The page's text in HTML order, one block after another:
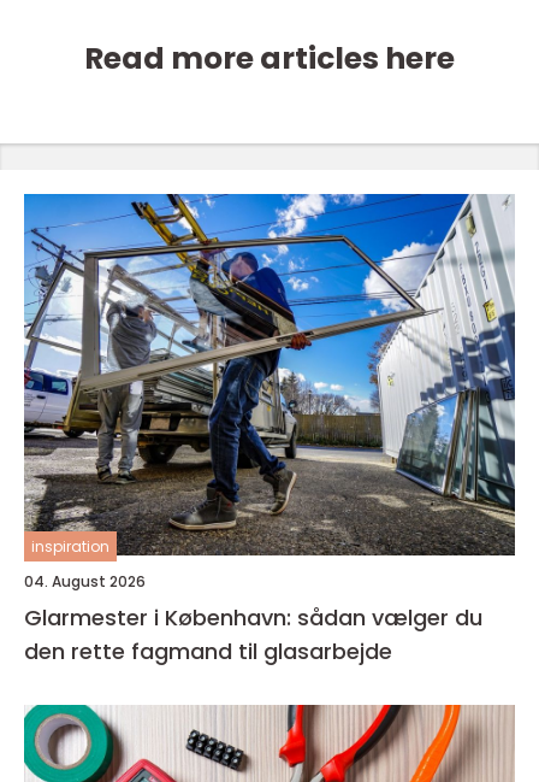
Read more articles here
inspiration
04. August 2026
Glarmester i København: sådan vælger du
den rette fagmand til glasarbejde